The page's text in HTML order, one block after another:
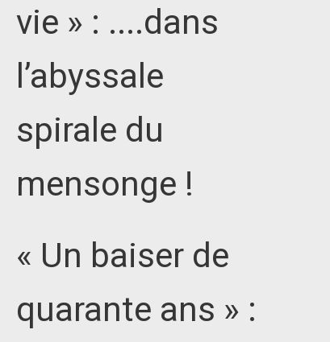
vie » : ....dans
l’abyssale
spirale du
mensonge !
« Un baiser de
quarante ans » :